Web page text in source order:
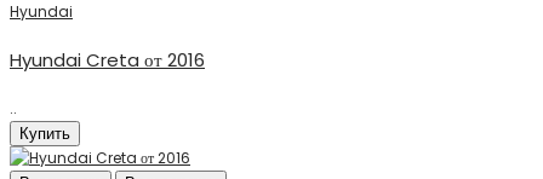
Hyundai
Hyundai Creta от 2016
..
Купить